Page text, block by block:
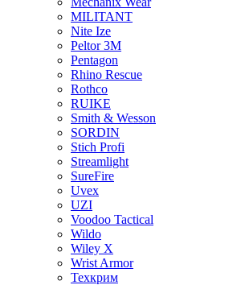
MILITANT
Nite Ize
Peltor 3M
Pentagon
Rhino Rescue
Rothco
RUIKE
Smith & Wesson
SORDIN
Stich Profi
Streamlight
SureFire
Uvex
UZI
Voodoo Tactical
Wildo
Wiley X
Wrist Armor
Техкрим